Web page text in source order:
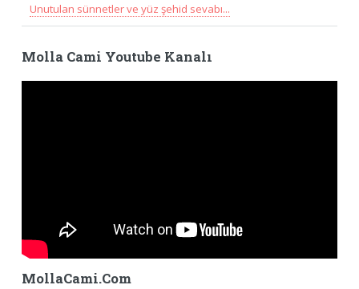
Unutulan sünnetler ve yüz şehid sevabı...
Molla Cami Youtube Kanalı
MollaCami.Com